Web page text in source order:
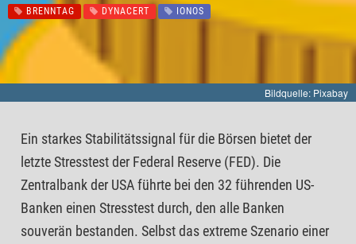
BRENNTAG DYNACERT IONOS
Bildquelle: Pixabay
Ein starkes Stabilitätssignal für die Börsen bietet der
letzte Stresstest der Federal Reserve (FED). Die
Zentralbank der USA führte bei den 32 führenden US-
Banken einen Stresstest durch, den alle Banken
souverän bestanden. Selbst das extreme Szenario einer